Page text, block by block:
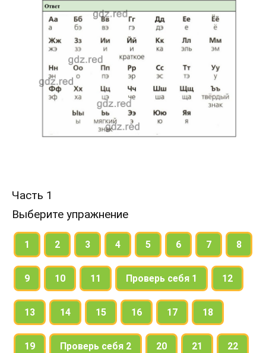
Часть 1
Выберите упражнение
1 2 3 4 5 6 7 8
9 10 11 Проверь себя 1 12
13 14 15 16 17 18
19 Проверь себя 2 20 21 22